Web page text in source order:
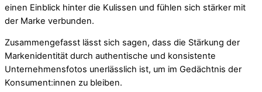
einen Einblick hinter die Kulissen und fühlen sich stärker mit
der Marke verbunden.
Zusammengefasst lässt sich sagen, dass die Stärkung der
Markenidentität durch authentische und konsistente
Unternehmensfotos unerlässlich ist, um im Gedächtnis der
Konsument:innen zu bleiben.